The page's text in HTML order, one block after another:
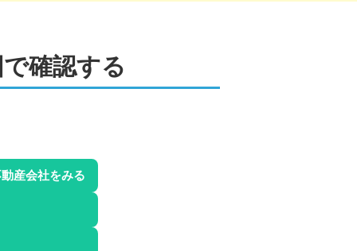
確認する
産会社をみる